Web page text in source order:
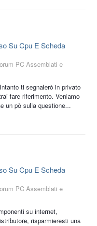
Su Cpu E Scheda
PC Assemblati e
ti segnalerò in privato
fare riferimento. Veniamo
un pò sulla questione...
Su Cpu E Scheda
PC Assemblati e
su internet,
risparmieresti una